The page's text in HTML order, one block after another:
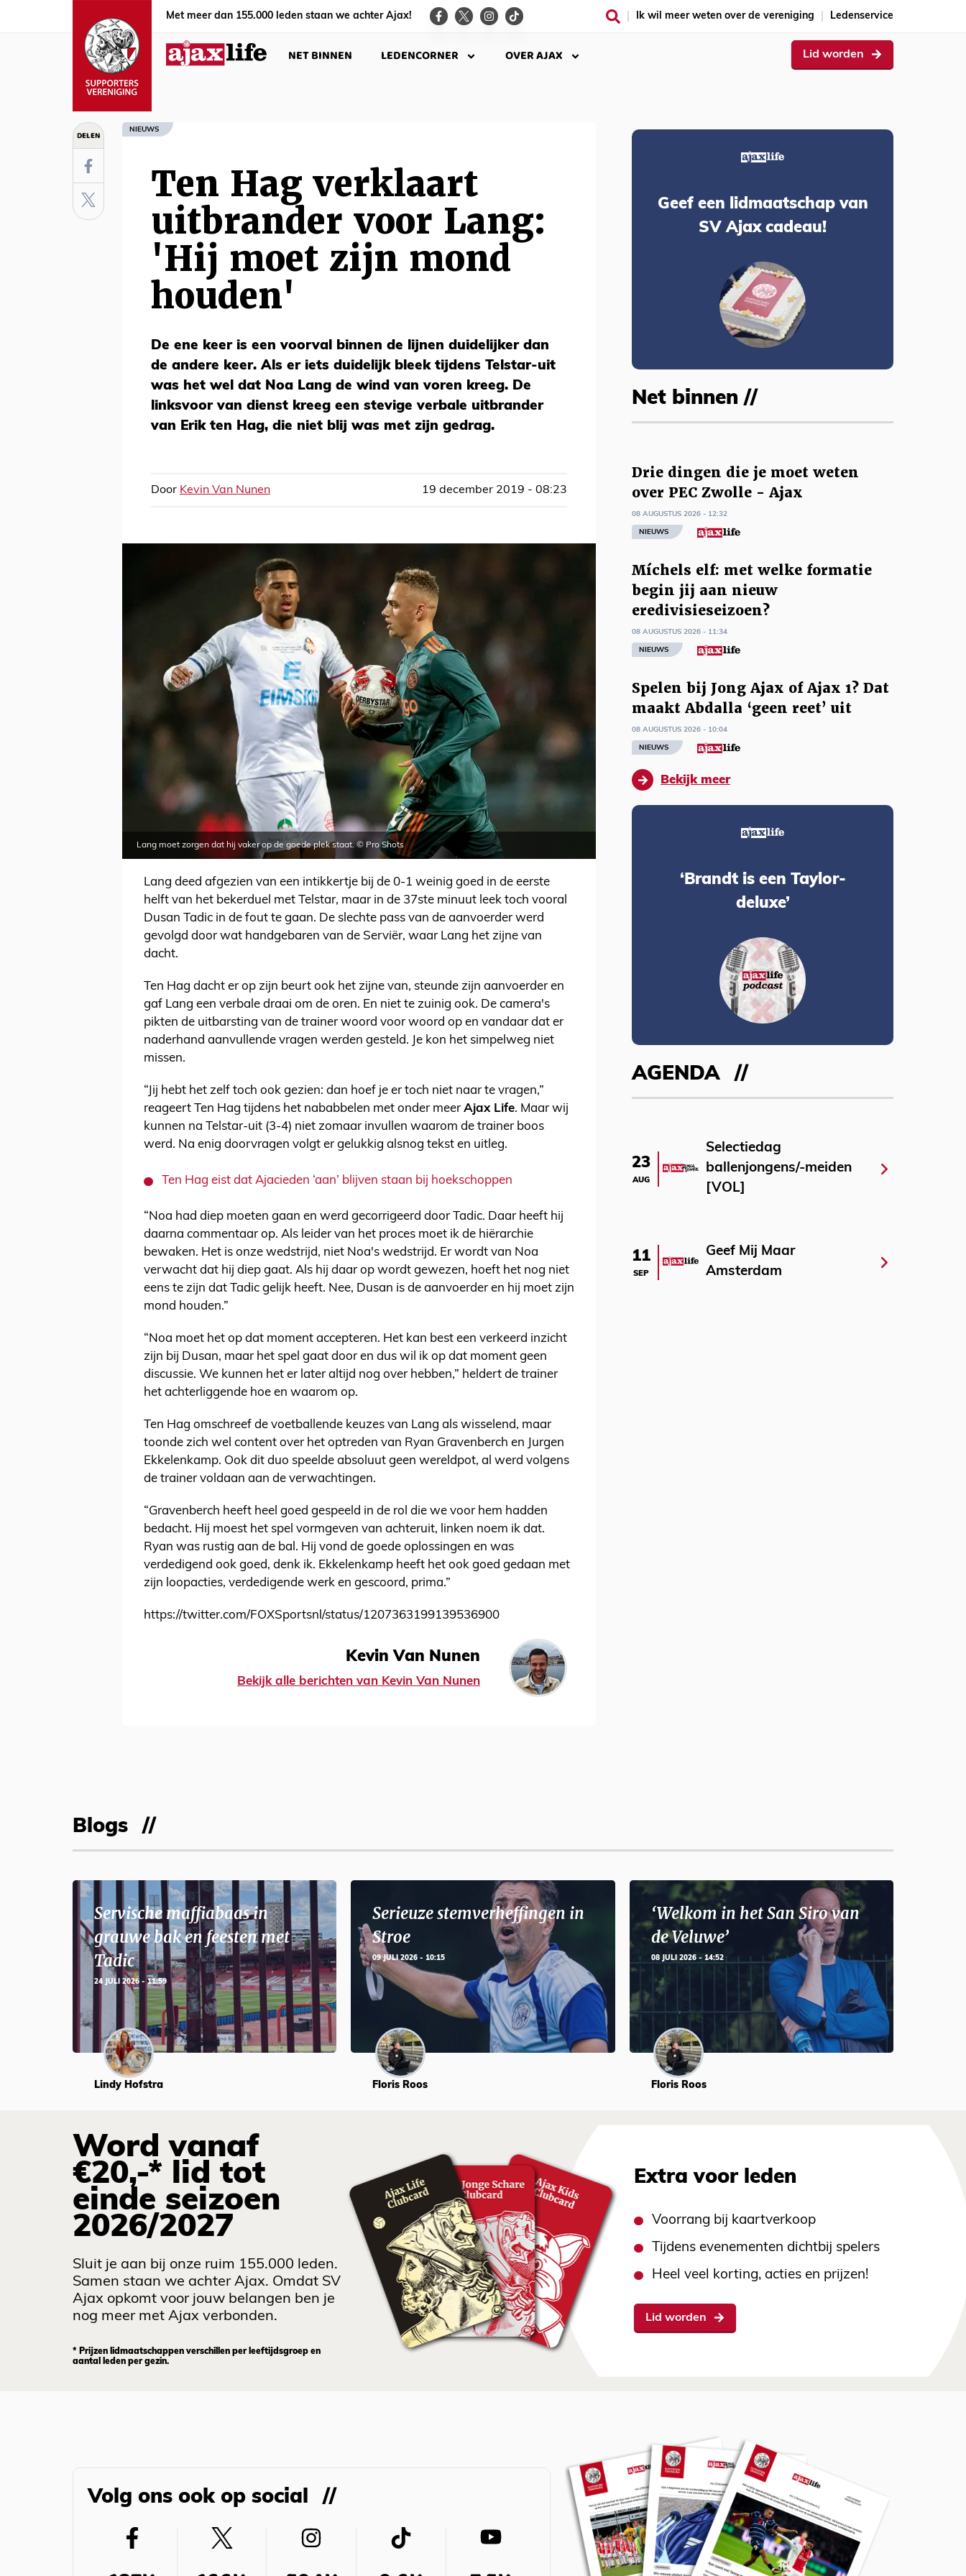
Met meer dan 155.000 leden staan we achter Ajax! Ik wil meer weten over de vereniging Ledenservice
NET BINNEN LEDENCORNER OVER AJAX Lid worden
DELEN NIEUWS
Ten Hag verklaart
uitbrander voor Lang:
'Hij moet zijn mond
houden'
De ene keer is een voorval binnen de lijnen duidelijker dan
de andere keer. Als er iets duidelijk bleek tijdens Telstar-uit
was het wel dat Noa Lang de wind van voren kreeg. De
linksvoor van dienst kreeg een stevige verbale uitbrander
van Erik ten Hag, die niet blij was met zijn gedrag.
Door Kevin Van Nunen 19 december 2019 - 08:23
Lang moet zorgen dat hij vaker op de goede plek staat. © Pro Shots
Lang deed afgezien van een intikkertje bij de 0-1 weinig goed in de eerste
helft van het bekerduel met Telstar, maar in de 37ste minuut leek toch vooral
Dusan Tadic in de fout te gaan. De slechte pass van de aanvoerder werd
gevolgd door wat handgebaren van de Serviër, waar Lang het zijne van
dacht.
Ten Hag dacht er op zijn beurt ook het zijne van, steunde zijn aanvoerder en
gaf Lang een verbale draai om de oren. En niet te zuinig ook. De camera's
pikten de uitbarsting van de trainer woord voor woord op en vandaar dat er
naderhand aanvullende vragen werden gesteld. Je kon het simpelweg niet
missen.
“Jij hebt het zelf toch ook gezien: dan hoef je er toch niet naar te vragen,”
reageert Ten Hag tijdens het nababbelen met onder meer Ajax Life. Maar wij
kunnen na Telstar-uit (3-4) niet zomaar invullen waarom de trainer boos
werd. Na enig doorvragen volgt er gelukkig alsnog tekst en uitleg.
Ten Hag eist dat Ajacieden ‘aan’ blijven staan bij hoekschoppen
“Noa had diep moeten gaan en werd gecorrigeerd door Tadic. Daar heeft hij
daarna commentaar op. Als leider van het proces moet ik de hiërarchie
bewaken. Het is onze wedstrijd, niet Noa's wedstrijd. Er wordt van Noa
verwacht dat hij diep gaat. Als hij daar op wordt gewezen, hoeft het nog niet
eens te zijn dat Tadic gelijk heeft. Nee, Dusan is de aanvoerder en hij moet zijn
mond houden.”
“Noa moet het op dat moment accepteren. Het kan best een verkeerd inzicht
zijn bij Dusan, maar het spel gaat door en dus wil ik op dat moment geen
discussie. We kunnen het er later altijd nog over hebben,” heldert de trainer
het achterliggende hoe en waarom op.
Ten Hag omschreef de voetballende keuzes van Lang als wisselend, maar
toonde zich wel content over het optreden van Ryan Gravenberch en Jurgen
Ekkelenkamp. Ook dit duo speelde absoluut geen wereldpot, al werd volgens
de trainer voldaan aan de verwachtingen.
“Gravenberch heeft heel goed gespeeld in de rol die we voor hem hadden
bedacht. Hij moest het spel vormgeven van achteruit, linken noem ik dat.
Ryan was rustig aan de bal. Hij vond de goede oplossingen en was
verdedigend ook goed, denk ik. Ekkelenkamp heeft het ook goed gedaan met
zijn loopacties, verdedigende werk en gescoord, prima.”
https://twitter.com/FOXSportsnl/status/1207363199139536900
Kevin Van Nunen
Bekijk alle berichten van Kevin Van Nunen
Geef een lidmaatschap van
SV Ajax cadeau!
Net binnen //
Drie dingen die je moet weten
over PEC Zwolle - Ajax
08 AUGUSTUS 2026 - 12:32
NIEUWS
Míchels elf: met welke formatie
begin jij aan nieuw
eredivisieseizoen?
08 AUGUSTUS 2026 - 11:34
NIEUWS
Spelen bij Jong Ajax of Ajax 1? Dat
maakt Abdalla ‘geen reet’ uit
08 AUGUSTUS 2026 - 10:04
NIEUWS
Bekijk meer
‘Brandt is een Taylor-
deluxe’
AGENDA
23
AUG
Selectiedag
ballenjongens/-meiden
[VOL]
11
SEP
Geef Mij Maar
Amsterdam
Blogs
Servische maffiabaas in
grauwe bak en feesten met
Tadic
24 JULI 2026 - 11:59
Lindy Hofstra
Serieuze stemverheffingen in
Stroe
09 JULI 2026 - 10:15
Floris Roos
‘Welkom in het San Siro van
de Veluwe’
08 JULI 2026 - 14:52
Floris Roos
Word vanaf
€20,-* lid tot
einde seizoen
2026/2027
Sluit je aan bij onze ruim 155.000 leden.
Samen staan we achter Ajax. Omdat SV
Ajax opkomt voor jouw belangen ben je
nog meer met Ajax verbonden.
* Prijzen lidmaatschappen verschillen per leeftijdsgroep en
aantal leden per gezin.
Extra voor leden
Voorrang bij kaartverkoop
Tijdens evenementen dichtbij spelers
Heel veel korting, acties en prijzen!
Lid worden
Volg ons ook op social